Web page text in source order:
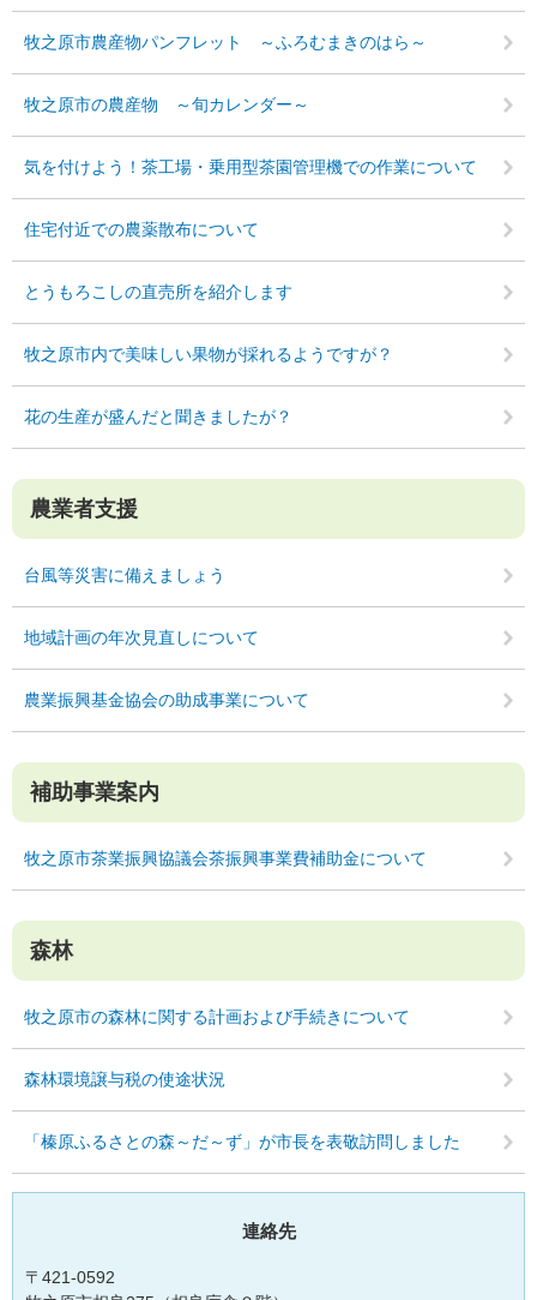
牧之原市農産物パンフレット ～ふろむまきのはら～
牧之原市の農産物 ～旬カレンダー～
気を付けよう！茶工場・乗用型茶園管理機での作業について
住宅付近での農薬散布について
とうもろこしの直売所を紹介します
牧之原市内で美味しい果物が採れるようですが？
花の生産が盛んだと聞きましたが？
農業者支援
台風等災害に備えましょう
地域計画の年次見直しについて
農業振興基金協会の助成事業について
補助事業案内
牧之原市茶業振興協議会茶振興事業費補助金について
森林
牧之原市の森林に関する計画および手続きについて
森林環境譲与税の使途状況
「榛原ふるさとの森～だ～ず」が市長を表敬訪問しました
連絡先
〒421-0592